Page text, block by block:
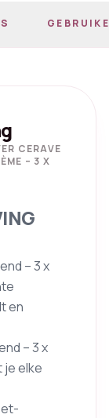
CERAVE
– 3 X
– 3 x
en
– 3 x
je elke